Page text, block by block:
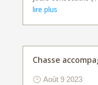
lire plus
Chasse
Août 9 2023